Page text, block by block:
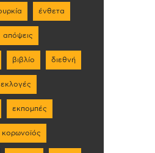
ένθετα
απόψεις
βιβλίο διεθνή
εκλογές
εκπομπές
κορωνοϊός